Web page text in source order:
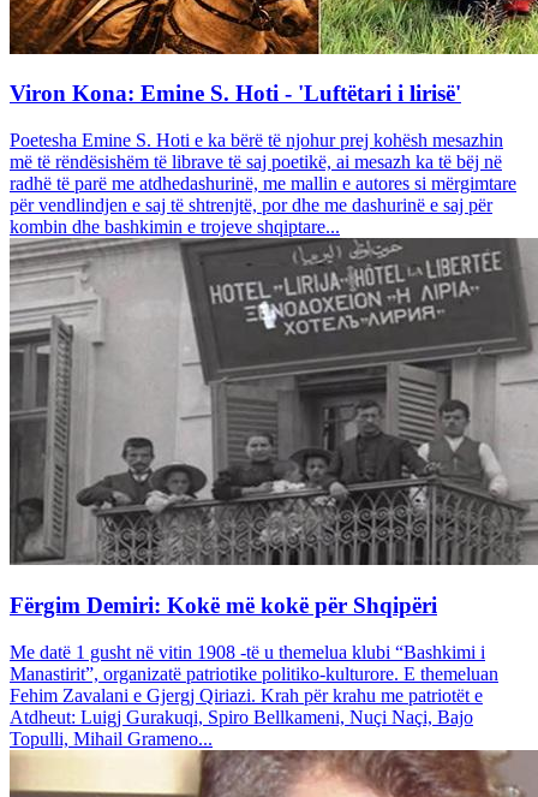
Viron Kona: Emine S. Hoti - 'Luftëtari i lirisë'
Poetesha Emine S. Hoti e ka bërë të njohur prej kohësh mesazhin
më të rëndësishëm të librave të saj poetikë, ai mesazh ka të bëj në
radhë të parë me atdhedashurinë, me mallin e autores si mërgimtare
për vendlindjen e saj të shtrenjtë, por dhe me dashurinë e saj për
kombin dhe bashkimin e trojeve shqiptare...
Fërgim Demiri: Kokë më kokë për Shqipëri
Me datë 1 gusht në vitin 1908 -të u themelua klubi “Bashkimi i
Manastirit”, organizatë patriotike politiko-kulturore. E themeluan
Fehim Zavalani e Gjergj Qiriazi. Krah për krahu me patriotët e
Atdheut: Luigj Gurakuqi, Spiro Bellkameni, Nuçi Naçi, Bajo
Topulli, Mihail Grameno...